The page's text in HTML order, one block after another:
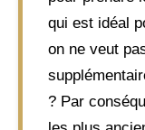
qui est idéal
on ne veut
? Par